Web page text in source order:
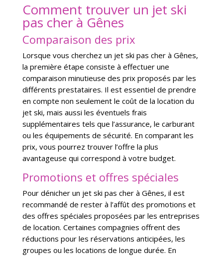
Comment trouver un jet ski
pas cher à Gênes
Comparaison des prix
Lorsque vous cherchez un jet ski pas cher à Gênes,
la première étape consiste à effectuer une
comparaison minutieuse des prix proposés par les
différents prestataires. Il est essentiel de prendre
en compte non seulement le coût de la location du
jet ski, mais aussi les éventuels frais
supplémentaires tels que l’assurance, le carburant
ou les équipements de sécurité. En comparant les
prix, vous pourrez trouver l’offre la plus
avantageuse qui correspond à votre budget.
Promotions et offres spéciales
Pour dénicher un jet ski pas cher à Gênes, il est
recommandé de rester à l’affût des promotions et
des offres spéciales proposées par les entreprises
de location. Certaines compagnies offrent des
réductions pour les réservations anticipées, les
groupes ou les locations de longue durée. En